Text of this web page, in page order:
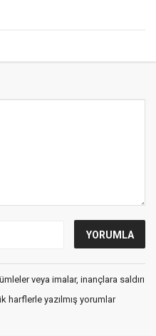
veya imalar, inançlara saldırı
harflerle yazılmış yorumlar